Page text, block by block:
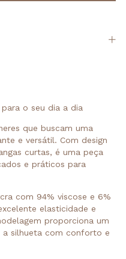
o seu dia a dia
que buscam uma
e versátil. Com design
curtas, é uma peça
e práticos para
com 94% viscose e 6%
elasticidade e
proporciona um
a silhueta com conforto e